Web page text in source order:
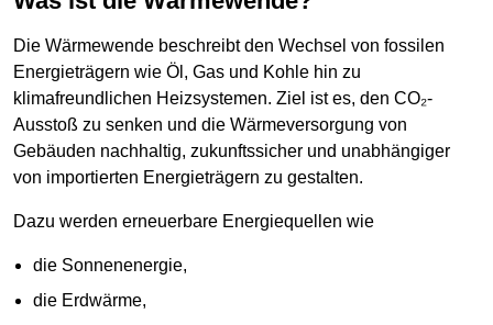
Die Wärmewende beschreibt den Wechsel von fossilen
Energieträgern wie Öl, Gas und Kohle hin zu
klimafreundlichen Heizsystemen. Ziel ist es, den CO₂-
Ausstoß zu senken und die Wärmeversorgung von
Gebäuden nachhaltig, zukunftssicher und unabhängiger
von importierten Energieträgern zu gestalten.
Dazu werden erneuerbare Energiequellen wie
die Sonnenenergie,
die Erdwärme,